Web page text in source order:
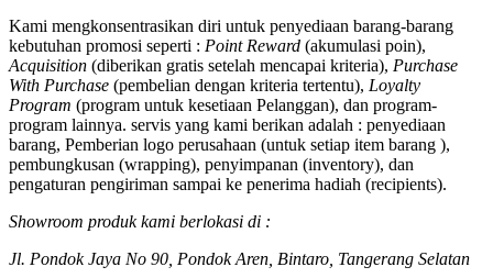
Kami mengkonsentrasikan diri untuk penyediaan barang-barang
kebutuhan promosi seperti : Point Reward (akumulasi poin),
Acquisition (diberikan gratis setelah mencapai kriteria), Purchase
With Purchase (pembelian dengan kriteria tertentu), Loyalty
Program (program untuk kesetiaan Pelanggan), dan program-
program lainnya. servis yang kami berikan adalah : penyediaan
barang, Pemberian logo perusahaan (untuk setiap item barang ),
pembungkusan (wrapping), penyimpanan (inventory), dan
pengaturan pengiriman sampai ke penerima hadiah (recipients).
Showroom produk kami berlokasi di :
Jl. Pondok Jaya No 90, Pondok Aren, Bintaro, Tangerang Selatan